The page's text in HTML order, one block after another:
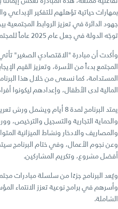
بمهارات حياتية تؤهلهم للتفكير الإبداعي
جهود الدائرة في تعزيز الروابط
توجّه الدولة في جعل عام 2025 عاماً للمجتمع.
وأكدت أن مبادرة "الاقتصادي الصغير"
المجتمع بدءاً من الأسرة، وتعزيز القيم
المستدامة، كما نسعى من خلال هذا
المالية لدى الأطفال، وإعدادهم ليكونوا
يمتد البرنامج لمدة 8 أيام
والحماية التجارية والتسجيل والترخيص،
والمصاريف والادخار ونشاط الميزانية
وعن نجوم الأعمال، وفي ختام البرنامج
أفضل مشروع، وتكريم المشاركين.
ويُعد البرنامج جزءًا من سلسلة مبادرات
وأسرهم في برامج نوعية تعزز الانتماء
الشاملة.